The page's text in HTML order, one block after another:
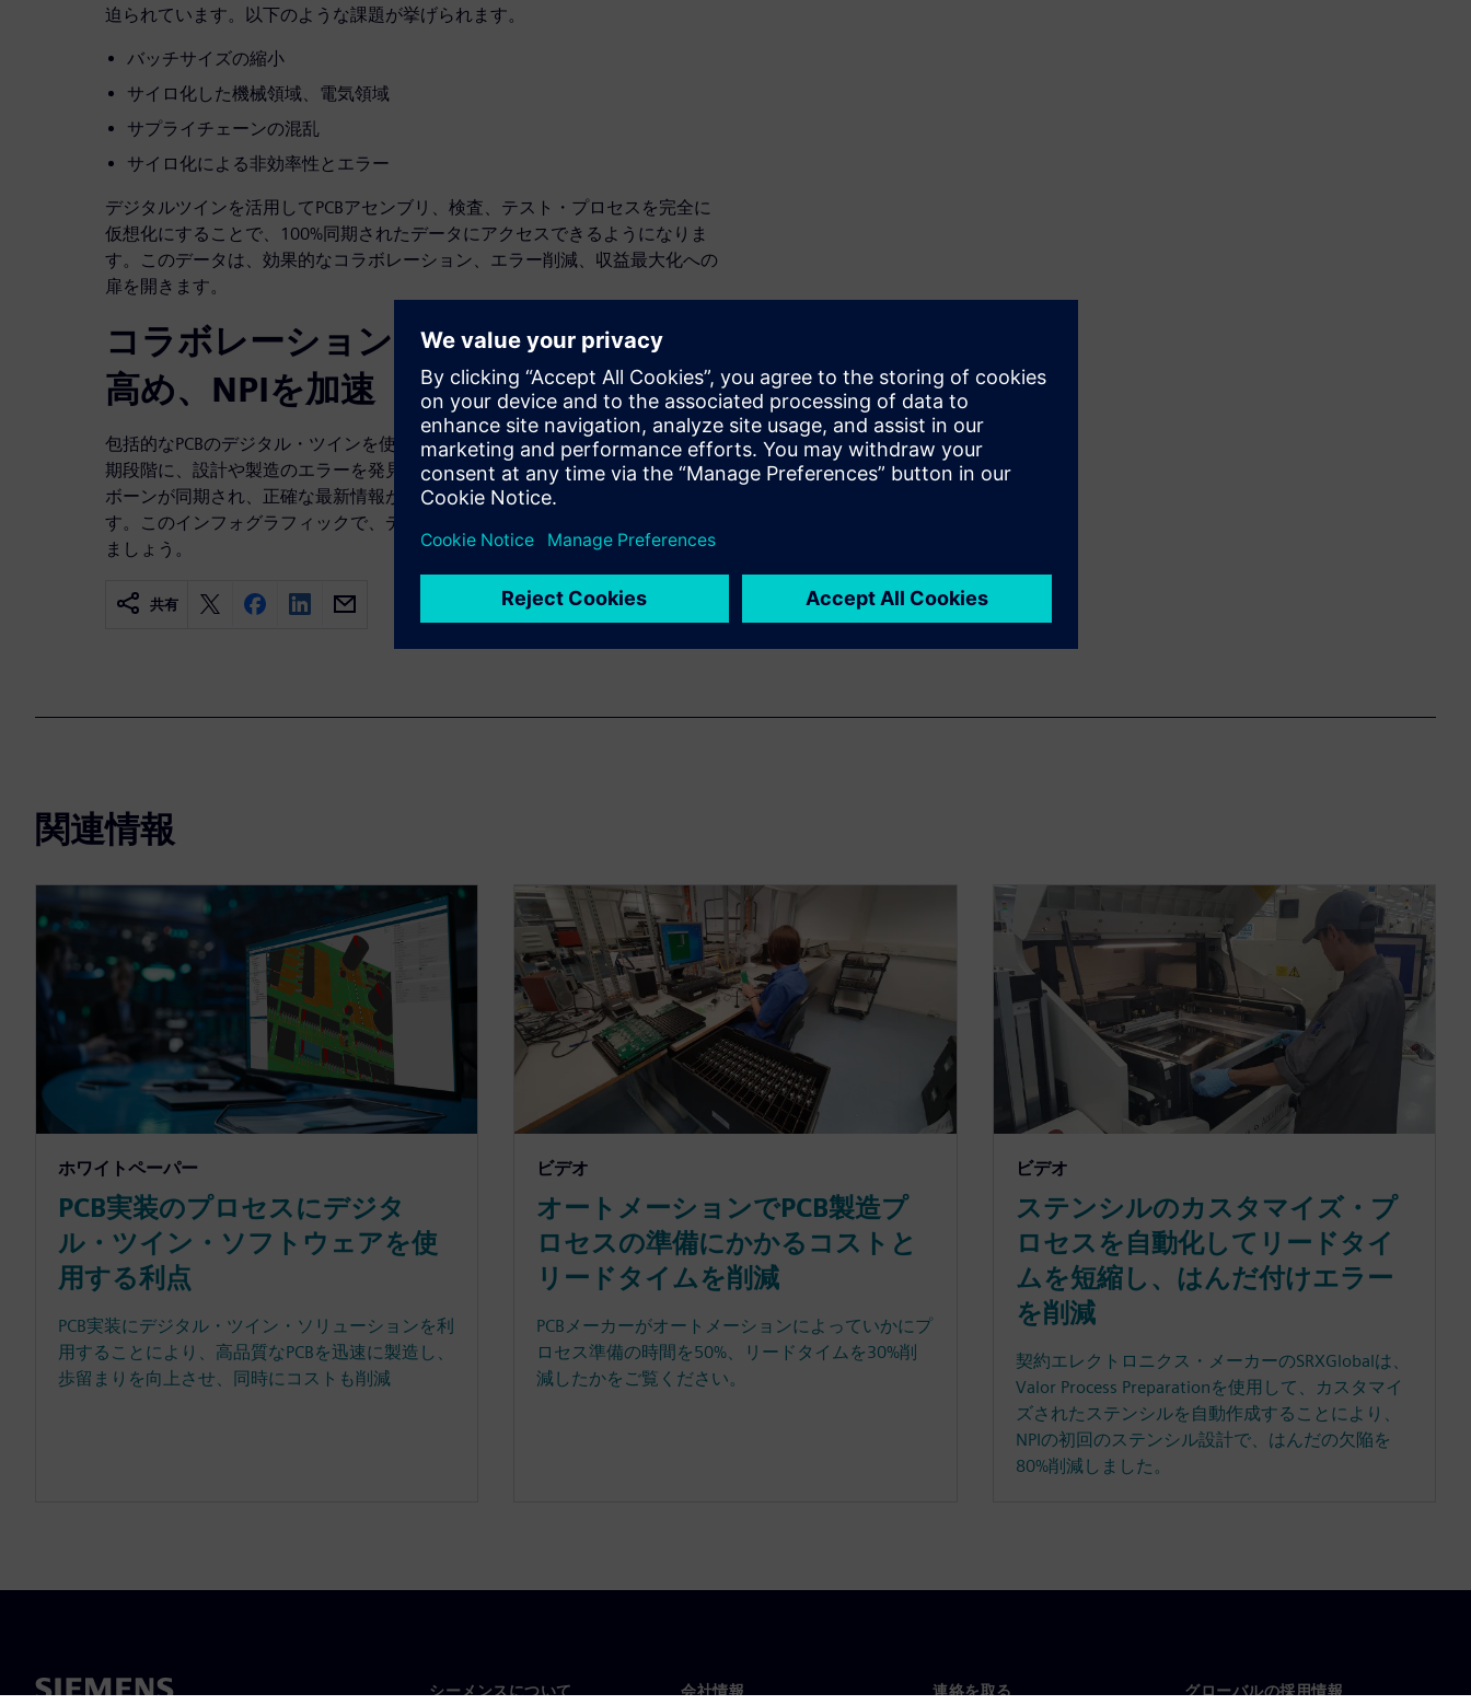
迫られています。以下のような課題が挙げられます。
バッチサイズの縮小
サイロ化した機械領域、電気領域
サプライチェーンの混乱
サイロ化による非効率性とエラー
デジタルツインを活用してPCBアセンブリ、検査、テスト・プロセスを完全に
仮想化にすることで、100%同期されたデータにアクセスできるようになりま
す。このデータは、効果的なコラボレーション、エラー削減、収益最大化への
扉を開きます。
コラボレーションを改善して収益性を
高め、NPIを加速
包括的なPCBのデジタル・ツインを使うと、作業計画を製造現場に渡す前の初
期段階に、設計や製造のエラーを発見できるようになります。データ・バック
ボーンが同期され、正確な最新情報が製造組織全体のエンジニアに提供されま
す。このインフォグラフィックで、デジタルツインの開発について詳しく学び
ましょう。
共有
関連情報
ホワイトペーパー
PCB実装のプロセスにデジタ
ル・ツイン・ソフトウェアを使
用する利点
PCB実装にデジタル・ツイン・ソリューションを利
用することにより、高品質なPCBを迅速に製造し、
歩留まりを向上させ、同時にコストも削減
ビデオ
オートメーションでPCB製造プ
ロセスの準備にかかるコストと
リードタイムを削減
PCBメーカーがオートメーションによっていかにプ
ロセス準備の時間を50%、リードタイムを30%削
減したかをご覧ください。
ビデオ
ステンシルのカスタマイズ・プ
ロセスを自動化してリードタイ
ムを短縮し、はんだ付けエラー
を削減
契約エレクトロニクス・メーカーのSRXGlobalは、
Valor Process Preparationを使用して、カスタマイ
ズされたステンシルを自動作成することにより、
NPIの初回のステンシル設計で、はんだの欠陥を
80%削減しました。
シーメンスについて 会社情報 連絡を取る グローバルの採用情報